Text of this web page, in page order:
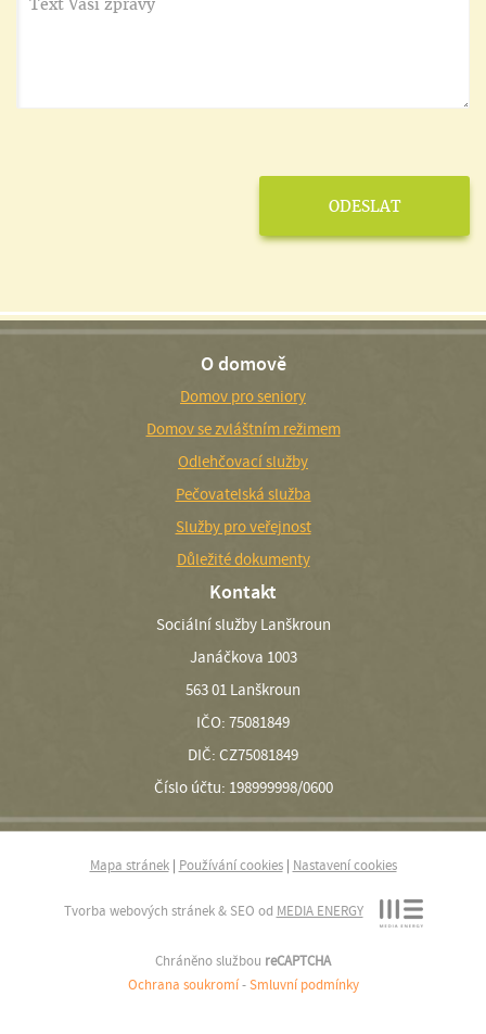
O domově
Domov pro seniory
Domov se zvláštním režimem
Odlehčovací služby
Pečovatelská služba
Služby pro veřejnost
Důležité dokumenty
Kontakt
Sociální služby Lanškroun
Janáčkova 1003
563 01 Lanškroun
IČO: 75081849
DIČ: CZ75081849
Číslo účtu: 198999998/0600
Mapa stránek| Používání cookies| Nastavení cookies
Tvorba webových stránek & SEO od MEDIA ENERGY
Chráněno službou reCAPTCHA
Ochrana soukromí -Smluvní podmínky